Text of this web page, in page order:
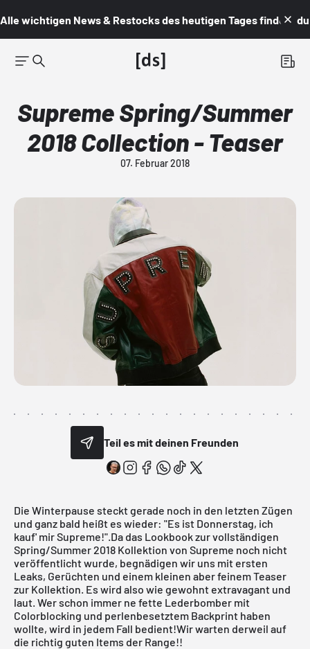
Alle wichtigen News & Restocks des heutigen Tages findest du
Supreme Spring/Summer
2018 Collection - Teaser
07. Februar 2018
Teil es mit deinen Freunden
Die Winterpause steckt gerade noch in den letzten Zügen
und ganz bald heißt es wieder: "Es ist Donnerstag, ich
kauf' mir Supreme!".Da das Lookbook zur vollständigen
Spring/Summer 2018 Kollektion von Supreme noch nicht
veröffentlicht wurde, begnädigen wir uns mit ersten
Leaks, Gerüchten und einem kleinen aber feinem Teaser
zur Kollektion. Es wird also wie gewohnt extravagant und
laut. Wer schon immer ne fette Lederbomber mit
Colorblocking und perlenbesetztem Backprint haben
wollte, wird in jedem Fall bedient!Wir warten derweil auf
die richtig guten Items der Range!!